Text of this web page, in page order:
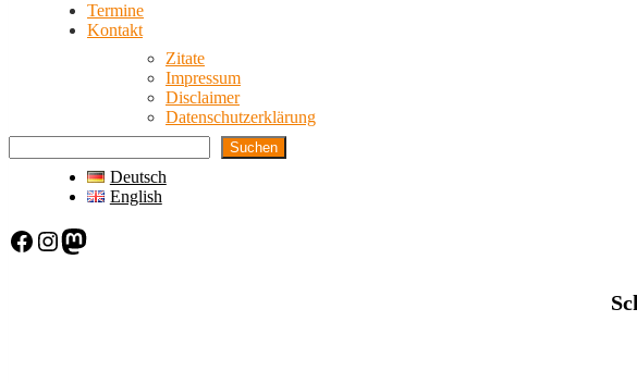
Termine
Kontakt
Zitate
Impressum
Disclaimer
Datenschutzerklärung
Suchen
Deutsch
English
Facebook Instagram Mastodon